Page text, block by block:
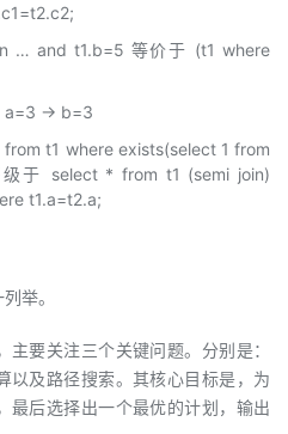
… and t1.b=5 等价于 (t1 where
a=3 -> b=3
t1 where exists(select 1 from
于 select * from t1 (semi join)
t1.a=t2.a;
举。
要关注三个关键问题。分别是：
以及路径搜索。其核心目标是，为
最后选择出一个最优的计划，输出